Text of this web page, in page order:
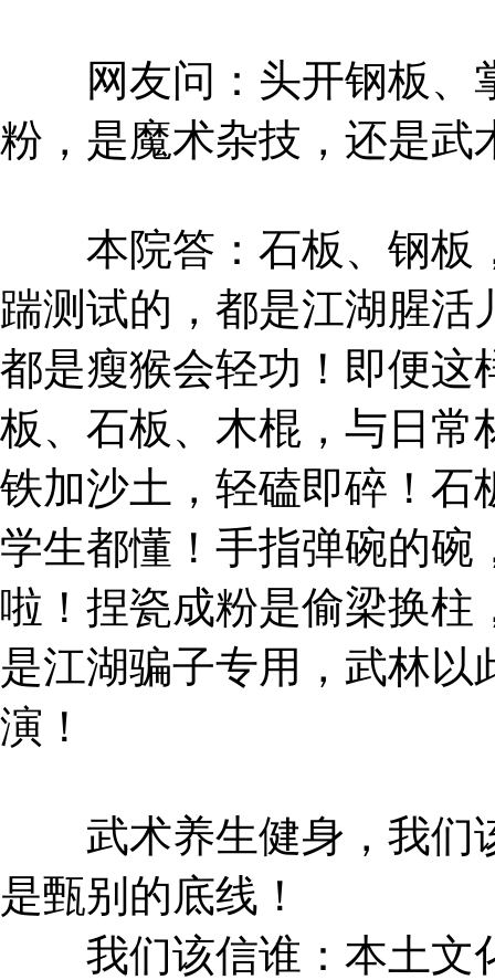
网友问：头开钢板、
粉，是魔术杂技，还是武
本院答：石板、钢板
踹测试的，都是江湖腥
都是瘦猴会轻功！即便这
板、石板、木棍，与日常
铁加沙土，轻磕即碎！石
学生都懂！手指弹碗的碗
啦！捏瓷成粉是偷梁换柱
是江湖骗子专用，武林
演！
武术养生健身，我们
是甄别的底线！
我们该信谁：本土文